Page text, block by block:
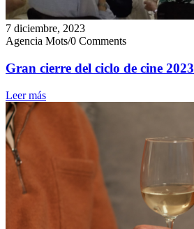
7 diciembre, 2023
Agencia Mots/0 Comments
Gran cierre del ciclo de cine 2023
Leer más